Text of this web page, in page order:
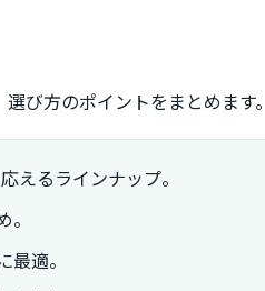
び方のポイントをまとめます。
えるラインナップ。
適。